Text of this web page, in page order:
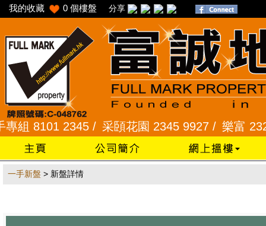
我的收藏 0 個樓盤 分享
8101 2345 /采頣花園 2345 9927 /樂富 2321
一手新盤 > 新盤詳情